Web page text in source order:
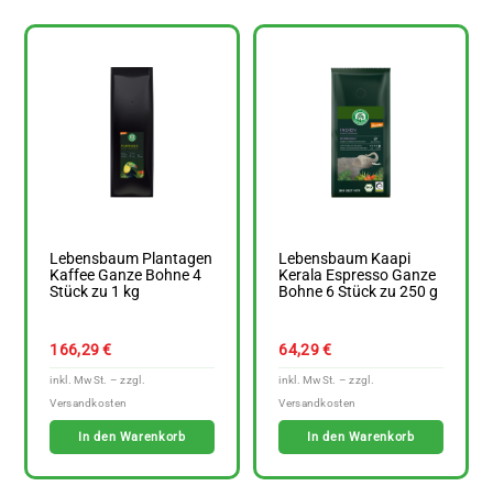
Lebensbaum Plantagen
Kaffee Ganze Bohne 4
Stück zu 1 kg
166,29€
In den Warenkorb
Lebensbaum Kaapi
Kerala Espresso Ganze
Bohne 6 Stück zu 250 g
64,29€
In den Warenkorb